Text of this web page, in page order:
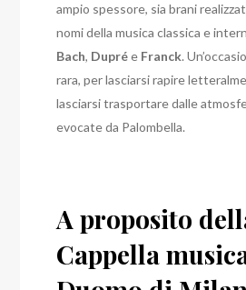
ampio spessore, sia brani
nomi della musica classica e
Bach, Duprée Franck.
rara, per lasciarsi rapire
lasciarsi trasportare dalle
evocate da Palombella.
A proposito
Cappella